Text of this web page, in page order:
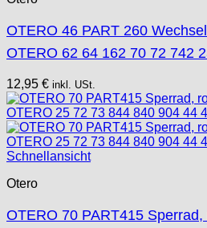
OTERO 46 PART 260
OTERO 62 64 162 70 72 742
12,95 € inkl. USt.
Schnellansicht
Otero
OTERO 70 PART415